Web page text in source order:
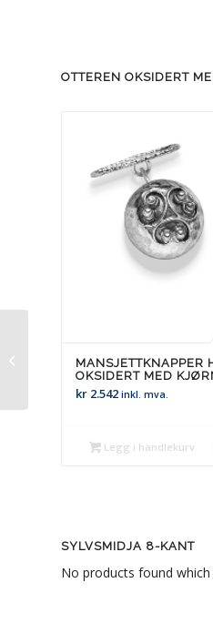
OTTEREN OKSIDERT
MANSJETTKNAPPER
OKSIDERT MED
kr 2.542 inkl. mva.
Legg i handlekurv
SYLVSMIDJA 8-KANT
No products found
Sjalsnål Berner (barn)